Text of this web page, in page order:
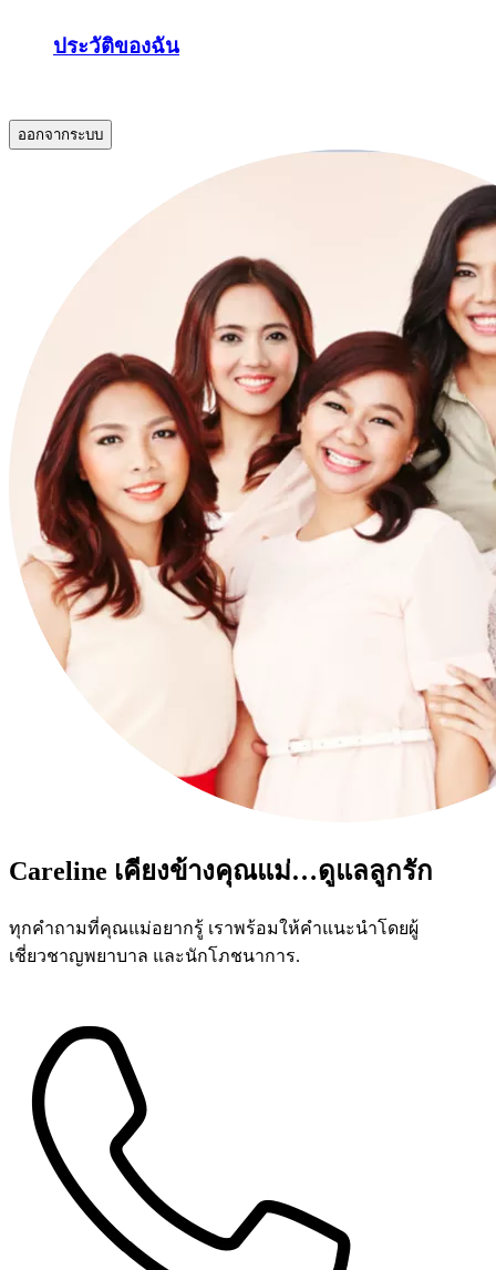
ประวัติของฉัน
ออกจากระบบ
Careline เคียงข้างคุณแม่…ดูแลลูกรัก
ทุกคำถามที่คุณแม่อยากรู้ เราพร้อมให้คำแนะนำโดยผู้
เชี่ยวชาญพยาบาล และนักโภชนาการ.